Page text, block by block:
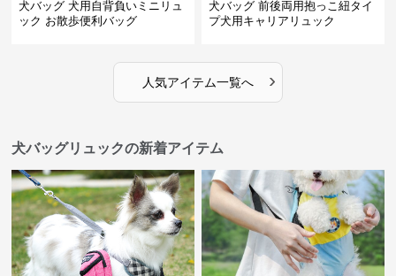
犬バッグ 犬用自背負いミニリュ
ック お散歩便利バッグ
犬バッグ 前後両用抱っこ紐タイ
プ犬用キャリアリュック
人気アイテム一覧へ ›
犬バッグリュックの新着アイテム